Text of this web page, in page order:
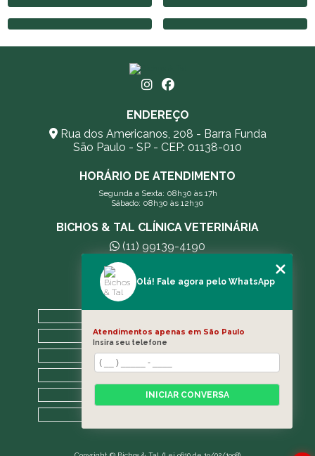
CASTRAÇÃO DE CACHORRO CASTRAÇÃO DE GATO
ENDEREÇO
Rua dos Americanos, 208 - Barra Funda
São Paulo - SP - CEP: 01138-010
HORÁRIO DE ATENDIMENTO
Segunda a Sexta: 08h30 às 17h
Sábado: 08h30 às 12h30
BICHOS & TAL CLÍNICA VETERINÁRIA
(11) 99139-4190
andreleecitti5@gmail.com
A CLÍNICA
BLOG
CONTATO
CATEGORIAS
Olá! Fale agora pelo WhatsApp
Atendimentos apenas em São Paulo
Insira seu telefone
INICIAR CONVERSA